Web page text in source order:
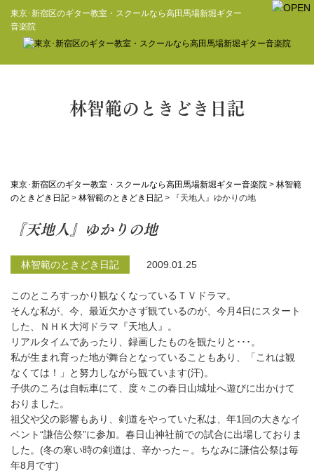
東京･新宿区のギター教室・スクールなら高田馬場新堀ギター
音楽院
林智範のときどき日記
東京･新宿区のギター教室・スクールなら高田馬場新堀ギター音楽院 > 林智範
のときどき日記 > 林智範のときどき日記 > 『天地人』ゆかりの地
『天地人』ゆかりの地
林智範のときどき日記 2009.01.25
このところすっかり観なくなっているＴＶドラマ。
そんな私が、今、最近欠かさず観ているのが、今月4日にスタート
した、ＮＨＫ大河ドラマ『天地人』。
リアルタイムであったり、録画したものを観たりと･･･。
私が生まれ育った地が舞台となっていることもあり、「これは観
なくては！」と努力しながら観ています(汗)。
子供のころは自転車にて、度々この春日山城址へ遊びに出かけて
おりました。
祖父や父の影響もあり、剣道をやっていた私は、年1回の大きなイ
ベント“謙信公祭”に参加。春日山神社前での試合に出場しておりま
した。(冬の寒い時の剣道は、辛かった～。ちなみに謙信公祭は毎
年8月です)